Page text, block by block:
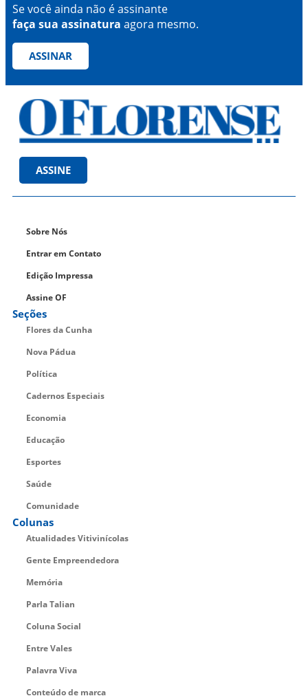
Se você ainda não é assinante
faça sua assinatura agora mesmo.
ASSINAR
ASSINE
Sobre Nós
Entrar em Contato
Edição Impressa
Assine OF
Seções
Flores da Cunha
Nova Pádua
Política
Cadernos Especiais
Economia
Educação
Esportes
Saúde
Comunidade
Colunas
Atualidades Vitivinícolas
Gente Empreendedora
Memória
Parla Talian
Coluna Social
Entre Vales
Palavra Viva
Conteúdo de marca